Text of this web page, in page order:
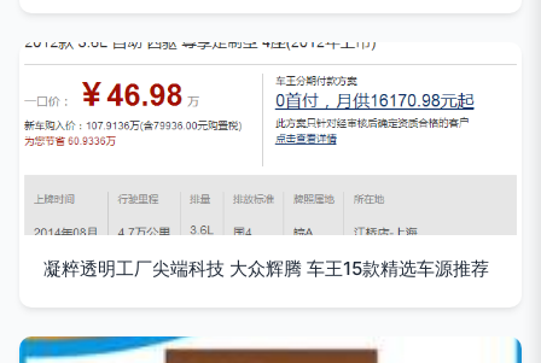
凝粹透明工厂尖端科技 大众辉腾 车王15款精选车源推荐